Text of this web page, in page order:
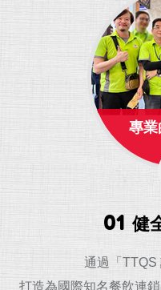
專業
01 健
通過「TTQS
打造為國際知名餐飲連